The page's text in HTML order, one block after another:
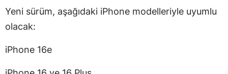
Yeni sürüm, aşağıdaki iPhone modelleriyle uyumlu
olacak:
iPhone 16e